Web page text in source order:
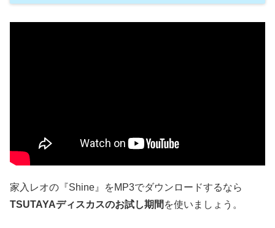
家入レオの『Shine』をMP3でダウンロードするなら
TSUTAYAディスカスのお試し期間 を使いましょう。